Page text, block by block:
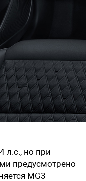
л.с., но при
предусмотрено
MG3